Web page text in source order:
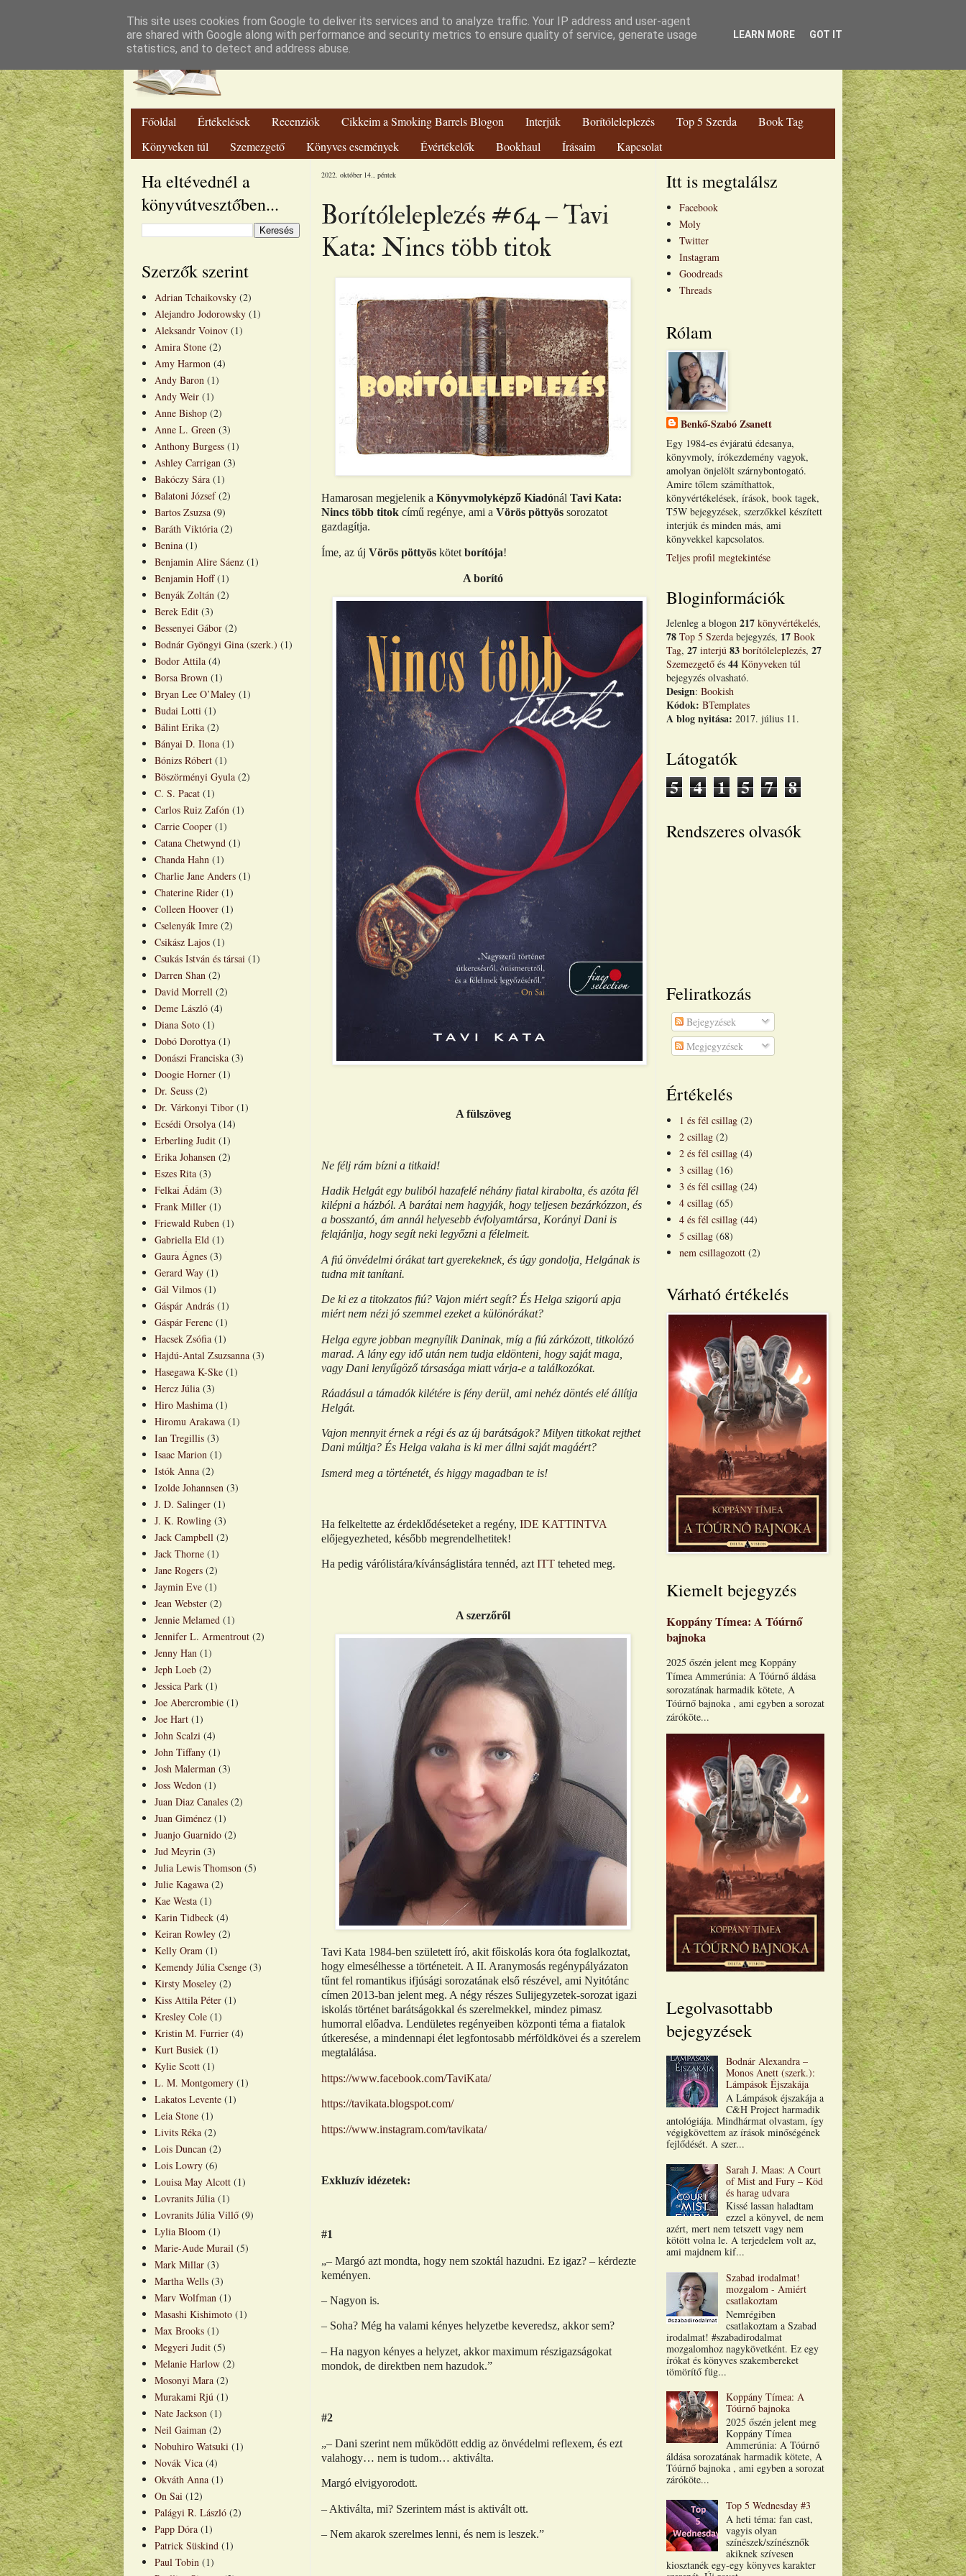
Luthien Könyvvilága Blog
Főoldal Értékelések Recenziók Cikkeim a Smoking Barrels Blogon Interjúk Borítóleleplezés Top 5 Szerda
Book Tag
Könyveken túl
Szemezgető Könyves események Évértékelők Bookhaul Írásaim Kapcsolat
2022. október 14., péntek
Borítóleleplezés #64 – Tavi
Kata: Nincs több titok
Hamarosan megjelenik a Könyvmolyképző Kiadónál Tavi Kata:
Nincs több titok című regénye, ami a Vörös pöttyös sorozatot
gazdagítja.
Íme, az új Vörös pöttyös kötet borítója!
A borító
A fülszöveg
Ne félj rám bízni a titkaid!
Hadik Helgát egy buliból hazafelé néhány fiatal kirabolta, és azóta fél
kilépni a házból. A barátai nem hagyják, hogy teljesen bezárkózzon, és
a bosszantó, ám annál helyesebb évfolyamtársa, Korányi Dani is
felajánlja, hogy segít neki legyőzni a félelmeit.
A fiú önvédelmi órákat tart gyerekeknek, és úgy gondolja, Helgának is
tudna mit tanítani.
De ki ez a titokzatos fiú? Vajon miért segít? És Helga szigorú apja
miért nem nézi jó szemmel ezeket a különórákat?
Helga egyre jobban megnyílik Daninak, míg a fiú zárkózott, titkolózó
marad. A lány egy idő után nem tudja eldönteni, hogy saját maga,
vagy Dani lenyűgöző társasága miatt várja-e a találkozókat.
Ráadásul a támadók kilétére is fény derül, ami nehéz döntés elé állítja
Helgát.
Vajon mennyit érnek a régi és az új barátságok? Milyen titkokat rejthet
Dani múltja? És Helga valaha is ki mer állni saját magáért?
Ismerd meg a történetét, és higgy magadban te is!
Ha felkeltette az érdeklődéseteket a regény, IDE KATTINTVA
előjegyezheted, később megrendelhetitek!
Ha pedig várólistára/kívánságlistára tennéd, azt ITT teheted meg.
A szerzőről
Tavi Kata 1984-ben született író, akit főiskolás kora óta foglalkoztat,
hogy elmesélhesse a történeteit. A II. Aranymosás regénypályázaton
tűnt fel romantikus ifjúsági sorozatának első részével, ami Nyitótánc
címen 2013-ban jelent meg. A négy részes Sulijegyzetek-sorozat igazi
iskolás történet barátságokkal és szerelmekkel, mindez pimasz
humorral előadva. Lendületes regényeiben központi téma a fiatalok
útkeresése, a mindennapi élet legfontosabb mérföldkövei és a szerelem
megtalálása.
https://www.facebook.com/TaviKata/
https://tavikata.blogspot.com/
https://www.instagram.com/tavikata/
Exkluzív idézetek:
#1
„– Margó azt mondta, hogy nem szoktál hazudni. Ez igaz? – kérdezte
keményen.
– Nagyon is.
– Soha? Még ha valami kényes helyzetbe keveredsz, akkor sem?
– Ha nagyon kényes a helyzet, akkor maximum részigazságokat
mondok, de direktben nem hazudok.”
#2
„– Dani szerint nem működött eddig az önvédelmi reflexem, és ezt
valahogy… nem is tudom… aktiválta.
Margó elvigyorodott.
– Aktiválta, mi? Szerintem mást is aktivált ott.
– Nem akarok szerelmes lenni, és nem is leszek.”
Ha eltévednél a
könyvútvesztőben...
Szerzők szerint
Adrian Tchaikovsky (2)
Alejandro Jodorowsky (1)
Aleksandr Voinov (1)
Amira Stone (2)
Amy Harmon (4)
Andy Baron (1)
Andy Weir (1)
Anne Bishop (2)
Anne L. Green (3)
Anthony Burgess (1)
Ashley Carrigan (3)
Bakóczy Sára (1)
Balatoni József (2)
Bartos Zsuzsa (9)
Baráth Viktória (2)
Benina (1)
Benjamin Alire Sáenz (1)
Benjamin Hoff (1)
Benyák Zoltán (2)
Berek Edit (3)
Bessenyei Gábor (2)
Bodnár Gyöngyi Gina (szerk.) (1)
Bodor Attila (4)
Borsa Brown (1)
Bryan Lee O’Maley (1)
Budai Lotti (1)
Bálint Erika (2)
Bányai D. Ilona (1)
Bónizs Róbert (1)
Böszörményi Gyula (2)
C. S. Pacat (1)
Carlos Ruiz Zafón (1)
Carrie Cooper (1)
Catana Chetwynd (1)
Chanda Hahn (1)
Charlie Jane Anders (1)
Chaterine Rider (1)
Colleen Hoover (1)
Cselenyák Imre (2)
Csikász Lajos (1)
Csukás István és társai (1)
Darren Shan (2)
David Morrell (2)
Deme László (4)
Diana Soto (1)
Dobó Dorottya (1)
Donászi Franciska (3)
Doogie Horner (1)
Dr. Seuss (2)
Dr. Várkonyi Tibor (1)
Ecsédi Orsolya (14)
Erberling Judit (1)
Erika Johansen (2)
Eszes Rita (3)
Felkai Ádám (3)
Frank Miller (1)
Friewald Ruben (1)
Gabriella Eld (1)
Gaura Ágnes (3)
Gerard Way (1)
Gál Vilmos (1)
Gáspár András (1)
Gáspár Ferenc (1)
Hacsek Zsófia (1)
Hajdú-Antal Zsuzsanna (3)
Hasegawa K-Ske (1)
Hercz Júlia (3)
Hiro Mashima (1)
Hiromu Arakawa (1)
Ian Tregillis (3)
Isaac Marion (1)
Istók Anna (2)
Izolde Johannsen (3)
J. D. Salinger (1)
J. K. Rowling (3)
Jack Campbell (2)
Jack Thorne (1)
Jane Rogers (2)
Jaymin Eve (1)
Jean Webster (2)
Jennie Melamed (1)
Jennifer L. Armentrout (2)
Jenny Han (1)
Jeph Loeb (2)
Jessica Park (1)
Joe Abercrombie (1)
Joe Hart (1)
John Scalzi (4)
John Tiffany (1)
Josh Malerman (3)
Joss Wedon (1)
Juan Diaz Canales (2)
Juan Giménez (1)
Juanjo Guarnido (2)
Jud Meyrin (3)
Julia Lewis Thomson (5)
Julie Kagawa (2)
Kae Westa (1)
Karin Tidbeck (4)
Keiran Rowley (2)
Kelly Oram (1)
Kemendy Júlia Csenge (3)
Kirsty Moseley (2)
Kiss Attila Péter (1)
Kresley Cole (1)
Kristin M. Furrier (4)
Kurt Busiek (1)
Kylie Scott (1)
L. M. Montgomery (1)
Lakatos Levente (1)
Leia Stone (1)
Livits Réka (2)
Lois Duncan (2)
Lois Lowry (6)
Louisa May Alcott (1)
Lovranits Júlia (1)
Lovranits Júlia Villő (9)
Lylia Bloom (1)
Marie-Aude Murail (5)
Mark Millar (3)
Martha Wells (3)
Marv Wolfman (1)
Masashi Kishimoto (1)
Max Brooks (1)
Megyeri Judit (5)
Melanie Harlow (2)
Mosonyi Mara (2)
Murakami Rjú (1)
Nate Jackson (1)
Neil Gaiman (2)
Nobuhiro Watsuki (1)
Novák Vica (4)
Okváth Anna (1)
On Sai (12)
Palágyi R. László (2)
Papp Dóra (1)
Patrick Süskind (1)
Paul Tobin (1)
Itt is megtalálsz
Facebook
Moly
Twitter
Instagram
Goodreads
Threads
Rólam
Benkő-Szabó Zsanett
Egy 1984-es évjáratú édesanya,
könyvmoly, írókezdemény vagyok,
amolyan önjelölt szárnybontogató.
Amire tőlem számíthattok,
könyvértékelések, írások, book tagek,
T5W bejegyzések, szerzőkkel készített
interjúk és minden más, ami
könyvekkel kapcsolatos.
Teljes profil megtekintése
Bloginformációk
Jelenleg a blogon 217 könyvértékelés,
78 Top 5 Szerda bejegyzés, 17 Book
Tag, 27 interjú 83 borítóleleplezés, 27
Szemezgető és 44 Könyveken túl
bejegyzés olvasható.
Design: Bookish
Kódok: BTemplates
A blog nyitása: 2017. július 11.
Látogatók
5 4 1 5 7 8
Rendszeres olvasók
Feliratkozás
Bejegyzések
Megjegyzések
Értékelés
1 és fél csillag (2)
2 csillag (2)
2 és fél csillag (4)
3 csillag (16)
3 és fél csillag (24)
4 csillag (65)
4 és fél csillag (44)
5 csillag (68)
nem csillagozott (2)
Várható értékelés
Kiemelt bejegyzés
Koppány Tímea: A Tóúrnő
bajnoka
2025 őszén jelent meg Koppány
Tímea Ammerúnia: A Tóúrnő áldása
sorozatának harmadik kötete, A
Tóúrnő bajnoka , ami egyben a sorozat
záróköte...
Legolvasottabb
bejegyzések
Bodnár Alexandra –
Monos Anett (szerk.):
Lámpások Éjszakája
A Lámpások éjszakája a
C&H Project harmadik
antológiája. Mindhármat olvastam, így
végigkövettem az írások minőségének
fejlődését. A szer...
Sarah J. Maas: A Court
of Mist and Fury – Köd
és harag udvara
Kissé lassan haladtam
ezzel a könyvel, de nem
azért, mert nem tetszett vagy nem
kötött volna le. A terjedelem volt az,
ami majdnem kif...
Szabad irodalmat!
mozgalom - Amiért
csatlakoztam
Nemrégiben
csatlakoztam a Szabad
irodalmat! #szabadirodalmat
mozgalomhoz nagykövetként. Ez egy
írókat és könyves szakembereket
tömörítő füg...
Koppány Tímea: A
Tóúrnő bajnoka
2025 őszén jelent meg
Koppány Tímea
Ammerúnia: A Tóúrnő
áldása sorozatának harmadik kötete, A
Tóúrnő bajnoka , ami egyben a sorozat
záróköte...
Top 5 Wednesday #3
A heti téma: fan cast,
vagyis olyan
színészek/színésznők
akiknek szívesen
kiosztanék egy-egy könyves karakter
This site uses cookies from Google to deliver its services and to analyze traffic. Your IP address and user-agent
are shared with Google along with performance and security metrics to ensure quality of service, generate usage
statistics, and to detect and address abuse.
LEARN MORE GOT IT